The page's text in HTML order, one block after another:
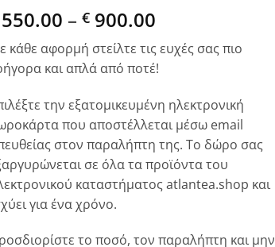
550.00 – € 900.00
range:
€ 550.00
through
€ 900.00
κάθε αφορμή στείλτε τις ευχές σας πιο
και απλά από ποτέ!
την εξατομικευμένη ηλεκτρονική
που αποστέλλεται μέσω email
στον παραλήπτη της. Το δώρο σας
σε όλα τα προϊόντα του
καταστήματος atlantea.shop και
για ένα χρόνο.
το ποσό, τον παραλήπτη και μην